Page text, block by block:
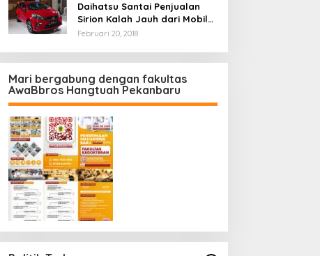
Daihatsu Santai Penjualan
Sirion Kalah Jauh dari Mobil
LCGC
Februari 20, 2018
Mari bergabung dengan fakultas
AwaBbros Hangtuah Pekanbaru